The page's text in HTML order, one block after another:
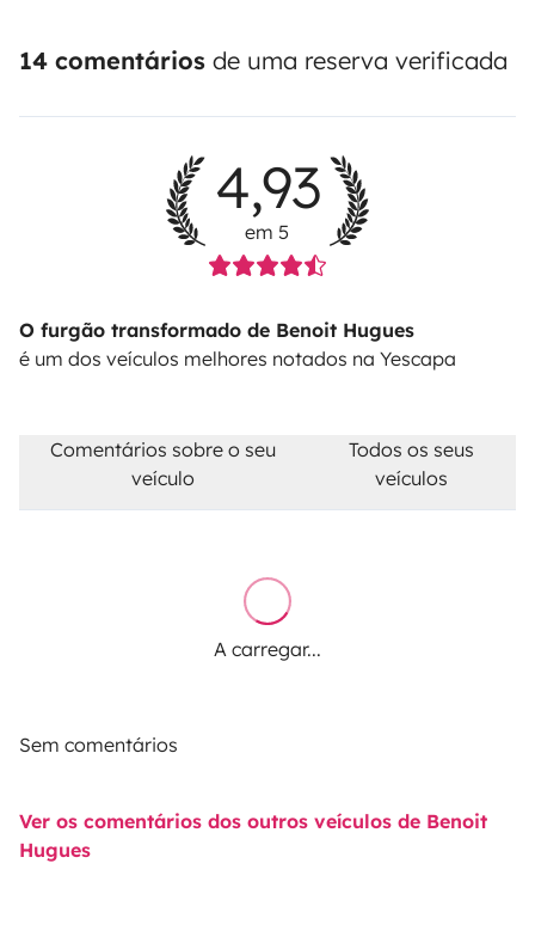
14 comentários de uma reserva verificada
4,93
em 5
O furgão transformado de Benoit Hugues
é um dos veículos melhores notados na Yescapa
Comentários sobre o seu
veículo
Todos os seus
veículos
A carregar...
Sem comentários
Ver os comentários dos outros veículos de Benoit
Hugues